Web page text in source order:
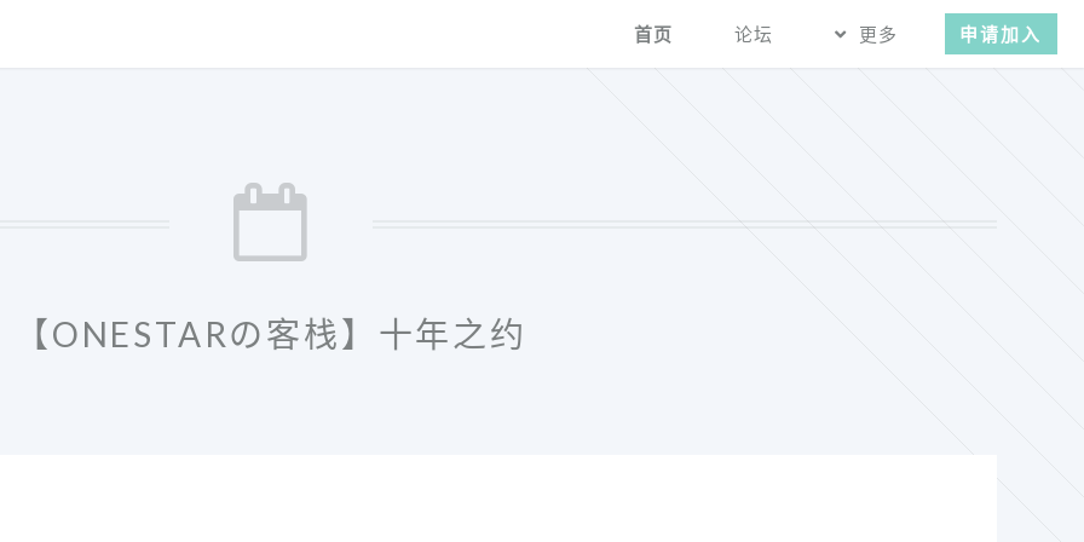
首页 论坛 更多 申请加入
【ONESTARの客栈】十年之约